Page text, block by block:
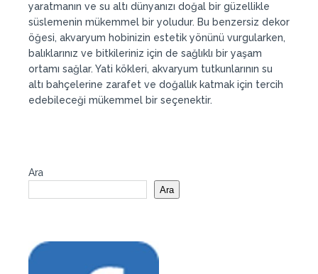
yaratmanın ve su altı dünyanızı doğal bir güzellikle
süslemenin mükemmel bir yoludur. Bu benzersiz dekor
öğesi, akvaryum hobinizin estetik yönünü vurgularken,
balıklarınız ve bitkileriniz için de sağlıklı bir yaşam
ortamı sağlar. Yati kökleri, akvaryum tutkunlarının su
altı bahçelerine zarafet ve doğallık katmak için tercih
edebileceği mükemmel bir seçenektir.
Ara
Ara